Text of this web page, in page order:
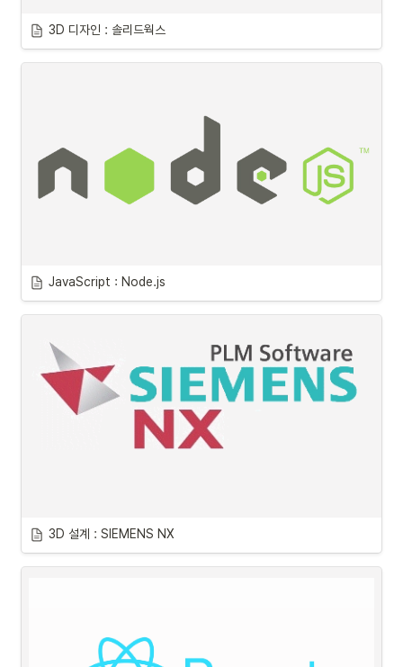
3D 디자인 : 솔리드웍스
JavaScript : Node.js
3D 설계 : SIEMENS NX